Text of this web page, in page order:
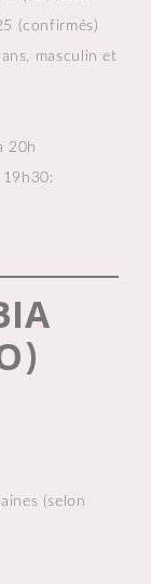
(confirmés)
masculin et
20h
(selon